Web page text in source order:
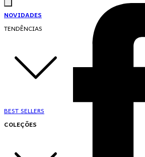
NOVIDADES
TENDÊNCIAS
BEST SELLERS
COLEÇÕES